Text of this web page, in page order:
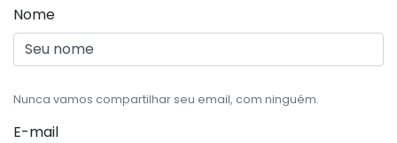
Nome
Nunca vamos compartilhar seu email, com ninguém.
E-mail